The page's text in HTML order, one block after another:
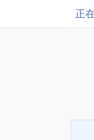
正